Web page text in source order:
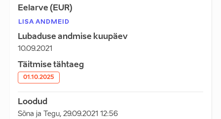
Eelarve (EUR)
LISA ANDMEID
Lubaduse andmise kuupäev
10.09.2021
Täitmise tähtaeg
01.10.2025
Loodud
Sõna ja Tegu, 29.09.2021 12:56